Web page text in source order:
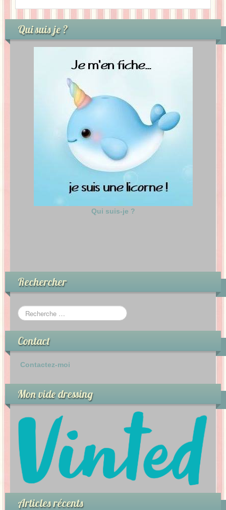
Qui suis je ?
Qui suis-je ?
Rechercher
Contact
Contactez-moi
Mon vide dressing
Articles récents